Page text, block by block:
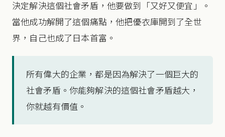
決定解決這個社會矛盾，他要做到「又好又便宜」。
當他成功解開了這個痛點，他把優衣庫開到了全世
界，自己也成了日本首富。
所有偉大的企業，都是因為解決了一個巨大的
社會矛盾。你能夠解決的這個社會矛盾越大，
你就越有價值。